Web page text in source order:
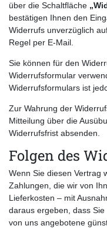
über die Schaltfläche
bestätigen Ihnen den
Widerrufs unverzüglich
Regel per E-Mail.
Sie können für den
Widerrufsformular
Widerrufsformulars ist
Zur Wahrung der
Mitteilung über die
Widerrufsfrist absenden.
Folgen des
Wenn Sie diesen Vertrag
Zahlungen, die wir von
Lieferkosten – mit
daraus ergeben, dass
von uns angebotene